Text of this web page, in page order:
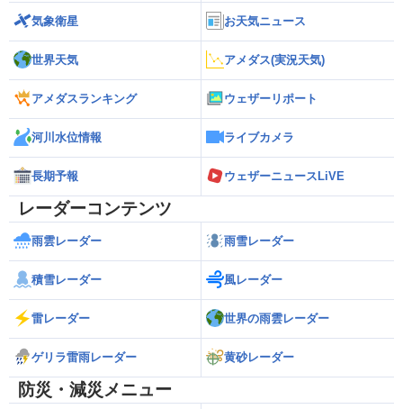
気象衛星 お天気ニュース
世界天気 アメダス(実況天気)
アメダスランキング ウェザーリポート
河川水位情報 ライブカメラ
長期予報 ウェザーニュースLiVE
レーダーコンテンツ
雨雲レーダー 雨雪レーダー
積雪レーダー 風レーダー
雷レーダー 世界の雨雲レーダー
ゲリラ雷雨レーダー 黄砂レーダー
防災・減災メニュー